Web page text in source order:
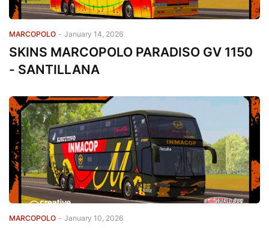
MARCOPOLO - January 14, 2026
SKINS MARCOPOLO PARADISO GV 1150
- SANTILLANA
MARCOPOLO - January 10, 2026